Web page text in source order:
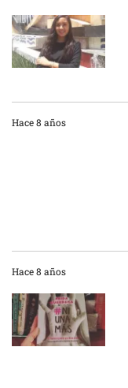
Hace 8 años
Hace 8 años